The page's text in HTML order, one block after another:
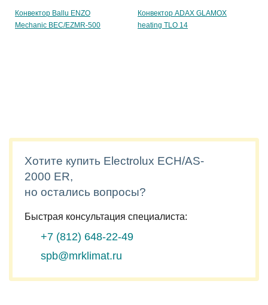
Конвектор Ballu ENZO
Mechanic BEC/EZMR-500
Конвектор ADAX GLAMOX
heating TLO 14
Хотите купить Electrolux ECH/AS-
2000 ER,
но остались вопросы?
Быстрая консультация специалиста:
+7 (812) 648-22-49
spb@mrklimat.ru